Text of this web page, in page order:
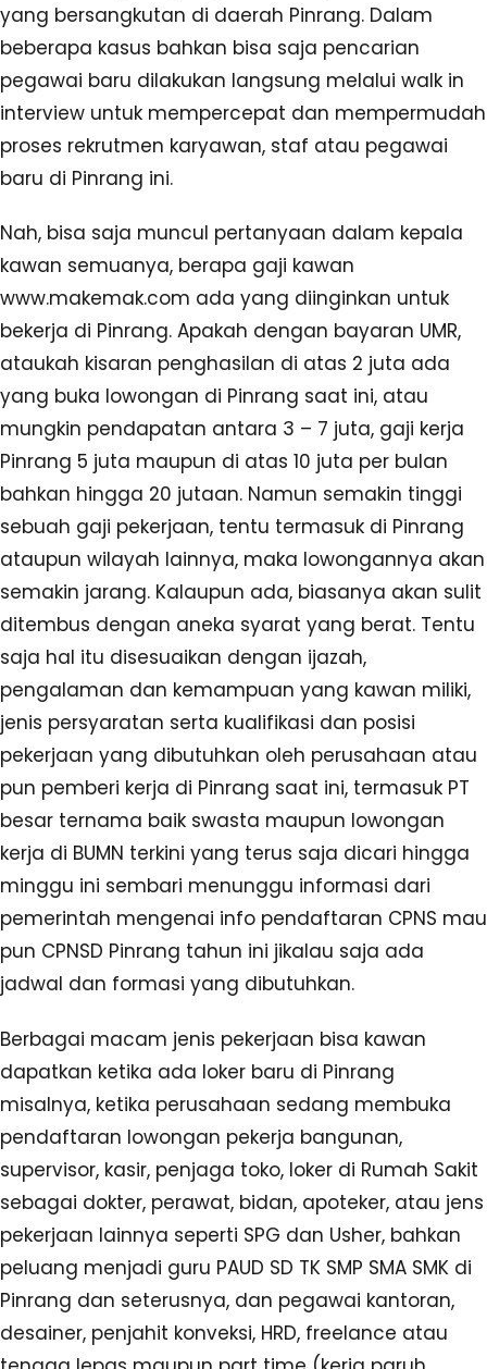
yang bersangkutan di daerah Pinrang. Dalam
beberapa kasus bahkan bisa saja pencarian
pegawai baru dilakukan langsung melalui walk in
interview untuk mempercepat dan mempermudah
proses rekrutmen karyawan, staf atau pegawai
baru di Pinrang ini.
Nah, bisa saja muncul pertanyaan dalam kepala
kawan semuanya, berapa gaji kawan
www.makemak.com ada yang diinginkan untuk
bekerja di Pinrang. Apakah dengan bayaran UMR,
ataukah kisaran penghasilan di atas 2 juta ada
yang buka lowongan di Pinrang saat ini, atau
mungkin pendapatan antara 3 – 7 juta, gaji kerja
Pinrang 5 juta maupun di atas 10 juta per bulan
bahkan hingga 20 jutaan. Namun semakin tinggi
sebuah gaji pekerjaan, tentu termasuk di Pinrang
ataupun wilayah lainnya, maka lowongannya akan
semakin jarang. Kalaupun ada, biasanya akan sulit
ditembus dengan aneka syarat yang berat. Tentu
saja hal itu disesuaikan dengan ijazah,
pengalaman dan kemampuan yang kawan miliki,
jenis persyaratan serta kualifikasi dan posisi
pekerjaan yang dibutuhkan oleh perusahaan atau
pun pemberi kerja di Pinrang saat ini, termasuk PT
besar ternama baik swasta maupun lowongan
kerja di BUMN terkini yang terus saja dicari hingga
minggu ini sembari menunggu informasi dari
pemerintah mengenai info pendaftaran CPNS mau
pun CPNSD Pinrang tahun ini jikalau saja ada
jadwal dan formasi yang dibutuhkan.
Berbagai macam jenis pekerjaan bisa kawan
dapatkan ketika ada loker baru di Pinrang
misalnya, ketika perusahaan sedang membuka
pendaftaran lowongan pekerja bangunan,
supervisor, kasir, penjaga toko, loker di Rumah Sakit
sebagai dokter, perawat, bidan, apoteker, atau jens
pekerjaan lainnya seperti SPG dan Usher, bahkan
peluang menjadi guru PAUD SD TK SMP SMA SMK di
Pinrang dan seterusnya, dan pegawai kantoran,
desainer, penjahit konveksi, HRD, freelance atau